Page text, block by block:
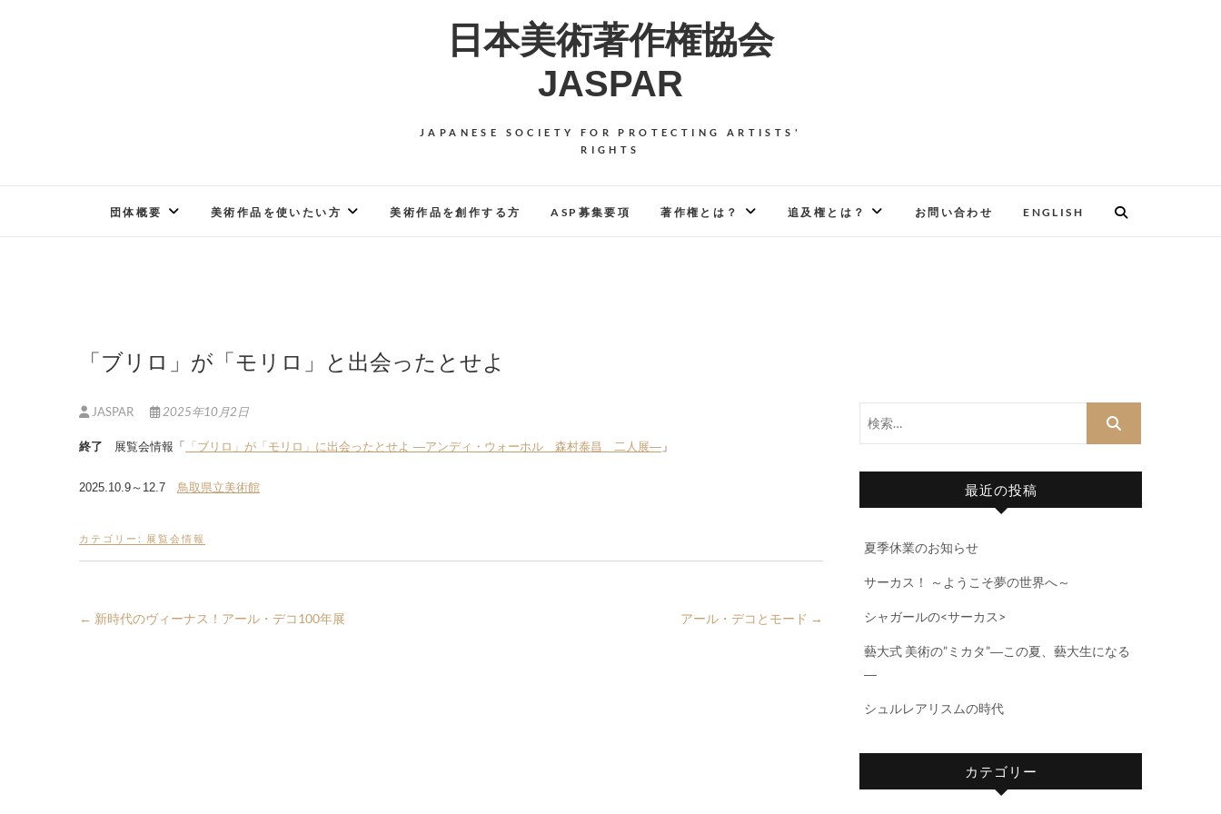
日本美術著作権協会
JASPAR
JAPANESE SOCIETY FOR PROTECTING ARTISTS'
RIGHTS
団体概要 美術作品を使いたい方 美術作品を創作する方 ASP募集要項 著作権とは？ 追及権とは？ お問い合わせ ENGLISH
「ブリロ」が「モリロ」と出会ったとせよ
JASPAR 2025年10月2日
終了 展覧会情報「 「ブリロ」が「モリロ」に出会ったとせよ ―アンディ・ウォーホル 森村泰昌 二人展― 」
2025.10.9～12.7 鳥取県立美術館
カテゴリー: 展覧会情報
← 新時代のヴィーナス！アール・デコ100年展 アール・デコとモード →
最近の投稿
夏季休業のお知らせ
サーカス！ ～ようこそ夢の世界へ～
シャガールの<サーカス>
藝大式 美術の”ミカタ”―この夏、藝大生になる
―
シュルレアリスムの時代
カテゴリー